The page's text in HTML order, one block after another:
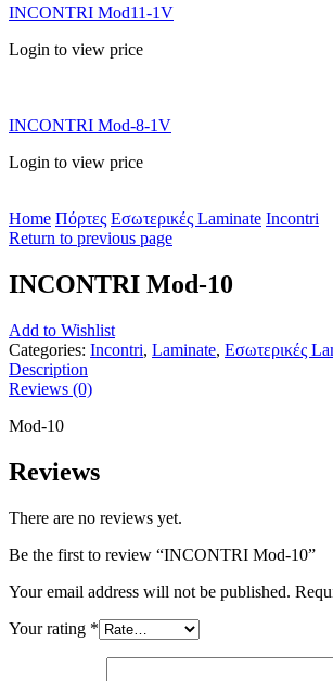
INCONTRI Mod11-1V
Login to view price
INCONTRI Mod-8-1V
Login to view price
Home Πόρτες Εσωτερικές Laminate Incontri
Return to previous page
INCONTRI Mod-10
Add to Wishlist
Categories: Incontri, Laminate, Εσωτερικές
Description
Reviews (0)
Mod-10
Reviews
There are no reviews yet.
Be the first to review “INCONTRI Mod-10”
Your email address will not be published.
Your rating *